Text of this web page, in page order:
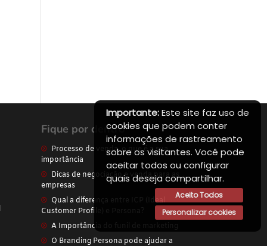
Fique por dentro
Processo de venda, o que é a sua
importância
Dicas de negociação e venda para as
empresas
Qual a diferença entre ICP (Ideal
Customer Profile) e Persona?
A Importância do funil de marketing
O Branding Persona pode ajudar a
Importante:Este site faz uso de
cookies que podem conter
informações de rastreamento
sobre os visitantes. Você pode
aceitar todos ou configurar
quais deseja compartilhar.
Aceito Todos
Personalizar cookies